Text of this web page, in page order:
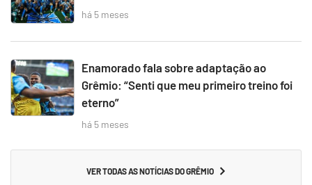
há 5 meses
Enamorado fala sobre adaptação ao
Grêmio: “Senti que meu primeiro treino foi
eterno”
há 5 meses
VER TODAS AS NOTÍCIAS DO GRÊMIO